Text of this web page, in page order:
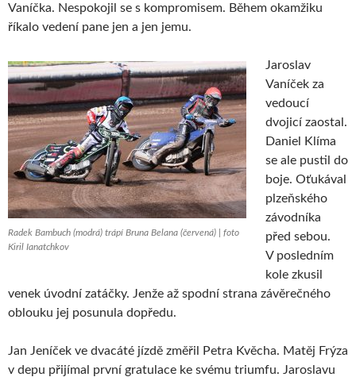
Vaníčka. Nespokojil se s kompromisem. Během okamžiku
říkalo vedení pane jen a jen jemu.
Radek Bambuch (modrá) trápí Bruna Belana (červená) | foto
Kiril Ianatchkov
Jaroslav
Vaníček za
vedoucí
dvojicí zaostal.
Daniel Klíma
se ale pustil do
boje. Oťukával
plzeňského
závodníka
před sebou.
V posledním
kole zkusil
venek úvodní zatáčky. Jenže až spodní strana závěrečného
oblouku jej posunula dopředu.
Jan Jeníček ve dvacáté jízdě změřil Petra Kvěcha. Matěj Frýza
v depu přijímal první gratulace ke svému triumfu. Jaroslavu